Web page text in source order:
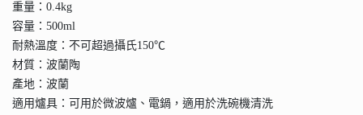
重量：0.4kg
容量：500ml
耐熱溫度：不可超過攝氏150℃
材質：波蘭陶
產地：波蘭
適用爐具：可用於微波爐、電鍋，適用於洗碗機清洗